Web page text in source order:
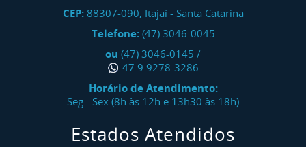
CEP: 88307-090, Itajaí- Santa Catarina
Telefone: (47) 3046-0045
ou (47) 3046-0145 /
47 9 9278-3286
Horário de Atendimento:
Seg - Sex (8h às 12h e 13h30 às 18h)
Estados Atendidos